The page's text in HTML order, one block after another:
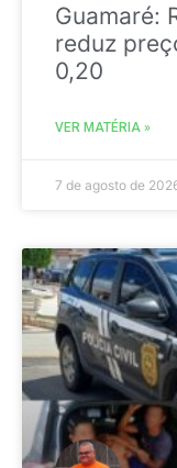
Guamaré:
reduz
0,20
VER MATÉRIA »
7 de agosto de